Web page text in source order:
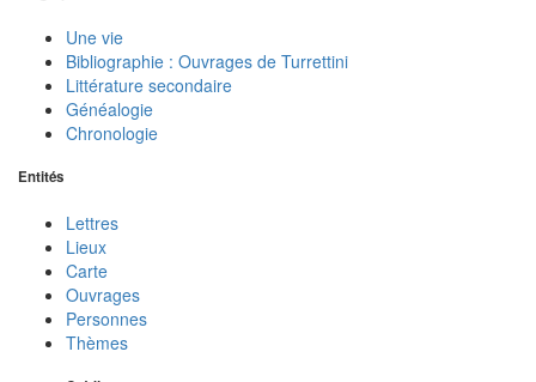
Une vie
Bibliographie : Ouvrages de Turrettini
Littérature secondaire
Généalogie
Chronologie
Entités
Lettres
Lieux
Carte
Ouvrages
Personnes
Thèmes